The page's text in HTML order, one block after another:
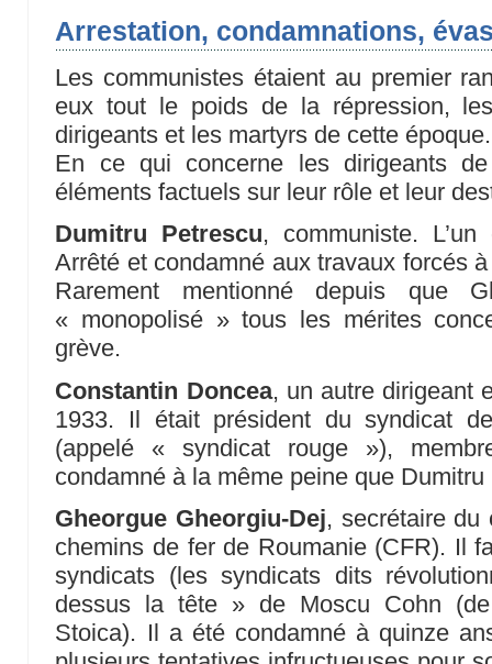
Arrestation, condamnations,
Les communistes étaient au premier
eux tout le poids de la répression,
dirigeants et les martyrs de cette époque.
En ce qui concerne les dirigeants
éléments factuels sur leur rôle et leur
Dumitru Petrescu, communiste.
Arrêté et condamné aux travaux forcés
Rarement mentionné depuis que
« monopolisé » tous les mérites
grève.
Constantin Doncea, un autre dirigeant
1933. Il était président du syndicat
(appelé « syndicat rouge »),
condamné à la même peine que
Gheorgue Gheorgiu-Dej, secrétaire du
chemins de fer de Roumanie (CFR). Il
syndicats (les syndicats dits
dessus la tête » de Moscu Cohn
Stoica). Il a été condamné à quinze